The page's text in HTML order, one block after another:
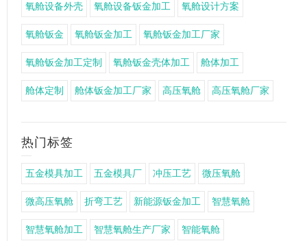
氧舱设备外壳 氧舱设备钣金加工 氧舱设计方案
氧舱钣金 氧舱钣金加工 氧舱钣金加工厂家
氧舱钣金加工定制 氧舱钣金壳体加工 舱体加工
舱体定制 舱体钣金加工厂家 高压氧舱 高压氧舱厂家
热门标签
五金模具加工 五金模具厂 冲压工艺 微压氧舱
微高压氧舱 折弯工艺 新能源钣金加工 智慧氧舱
智慧氧舱加工 智慧氧舱生产厂家 智能氧舱